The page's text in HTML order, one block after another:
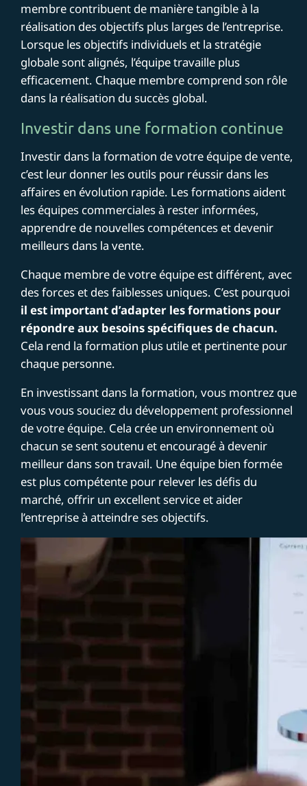
membre contribuent de manière tangible à la
réalisation des objectifs plus larges de l’entreprise.
Lorsque les objectifs individuels et la stratégie
globale sont alignés, l’équipe travaille plus
efficacement. Chaque membre comprend son rôle
dans la réalisation du succès global.
Investir dans une formation continue
Investir dans la formation de votre équipe de vente,
c’est leur donner les outils pour réussir dans les
affaires en évolution rapide. Les formations aident
les équipes commerciales à rester informées,
apprendre de nouvelles compétences et devenir
meilleurs dans la vente.
Chaque membre de votre équipe est différent, avec
des forces et des faiblesses uniques. C’est pourquoi
il est important d’adapter les formations pour
répondre aux besoins spécifiques de chacun.
Cela rend la formation plus utile et pertinente pour
chaque personne.
En investissant dans la formation, vous montrez que
vous vous souciez du développement professionnel
de votre équipe. Cela crée un environnement où
chacun se sent soutenu et encouragé à devenir
meilleur dans son travail. Une équipe bien formée
est plus compétente pour relever les défis du
marché, offrir un excellent service et aider
l’entreprise à atteindre ses objectifs.